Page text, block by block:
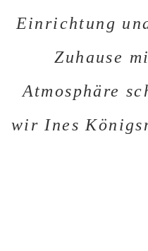
Einrichtung
Zuhause
Atmosphäre
wir Ines